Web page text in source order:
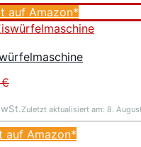
auf Amazon*
Zuletzt aktualisiert am: 8.
auf Amazon*